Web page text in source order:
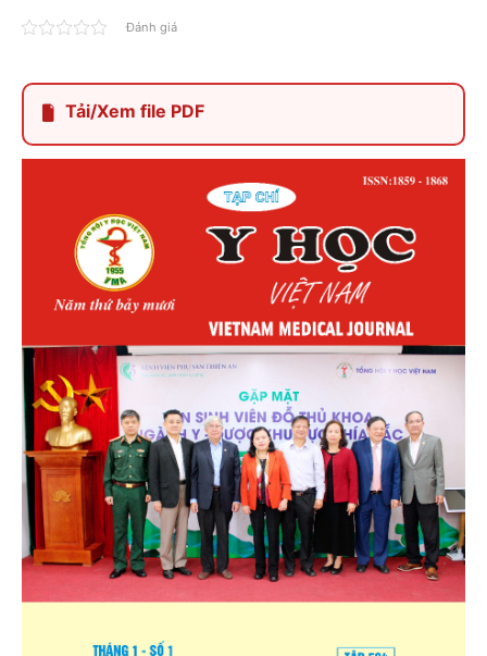
Đánh giá
Tải/Xem file PDF